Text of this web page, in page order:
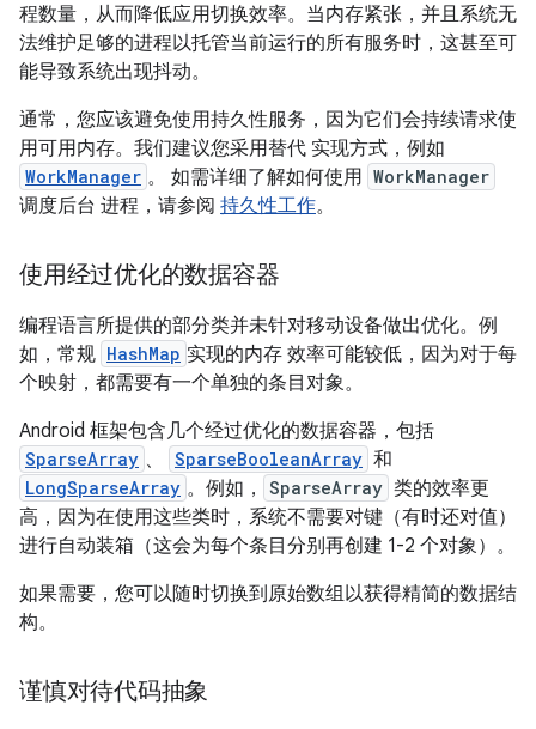
程数量，从而降低应用切换效率。当内存紧张，并且系统无
法维护足够的进程以托管当前运行的所有服务时，这甚至可
能导致系统出现抖动。
通常，您应该避免使用持久性服务，因为它们会持续请求使
用可用内存。我们建议您采用替代 实现方式，例如
WorkManager 。 如需详细了解如何使用 WorkManager
调度后台 进程，请参阅 持久性工作。
使用经过优化的数据容器
编程语言所提供的部分类并未针对移动设备做出优化。例
如，常规 HashMap 实现的内存 效率可能较低，因为对于每
个映射，都需要有一个单独的条目对象。
Android 框架包含几个经过优化的数据容器，包括
SparseArray 、 SparseBooleanArray 和
LongSparseArray 。例如， SparseArray 类的效率更
高，因为在使用这些类时，系统不需要对键（有时还对值）
进行自动装箱（这会为每个条目分别再创建 1-2 个对象）。
如果需要，您可以随时切换到原始数组以获得精简的数据结
构。
谨慎对待代码抽象